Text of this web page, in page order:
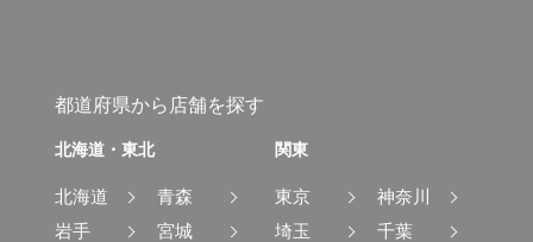
都道府県から店舗を探す
北海道・東北
北海道
青森
岩手
宮城
関東
東京
神奈川
埼玉
千葉